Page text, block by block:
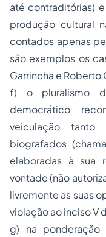
até contraditórias)
produção cultural
contados apenas
são exemplos os
Garrincha e Roberto
f) o pluralismo
democrático
veiculação tanto
biografados
elaboradas à sua
vontade (não
livremente as suas
violação ao inciso V
g) na ponderação